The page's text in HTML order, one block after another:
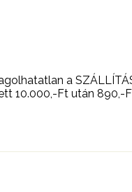
a
10.000,-Ft után